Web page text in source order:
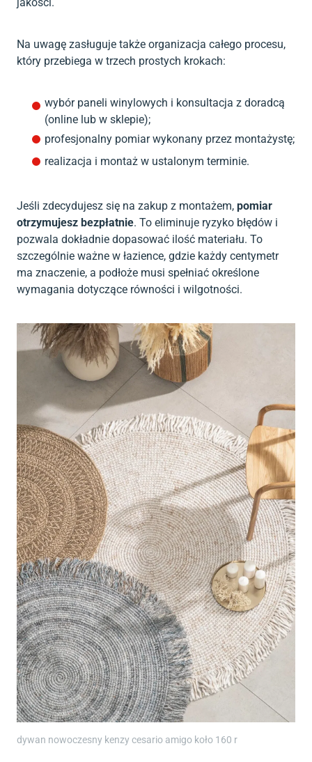
Na uwagę zasługuje także organizacja całego procesu,
który przebiega w trzech prostych krokach:
wybór paneli winylowych i konsultacja z doradcą
(online lub w sklepie);
profesjonalny pomiar wykonany przez montażystę;
realizacja i montaż w ustalonym terminie.
Jeśli zdecydujesz się na zakup z montażem, pomiar
otrzymujesz bezpłatnie. To eliminuje ryzyko błędów i
pozwala dokładnie dopasować ilość materiału. To
szczególnie ważne w łazience, gdzie każdy centymetr
ma znaczenie, a podłoże musi spełniać określone
wymagania dotyczące równości i wilgotności.
dywan nowoczesny kenzy cesario amigo koło 160 r